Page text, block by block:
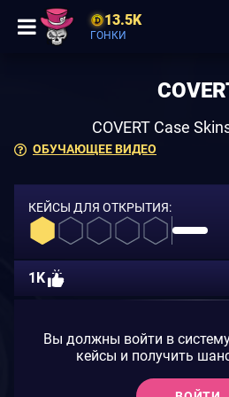
13.5K
ГОНКИ
ОБУЧАЮЩЕЕ ВИДЕО
COVERT Case
КЕЙСЫ ДЛЯ ОТКРЫТИЯ:
1K
Вы должны войти в
кейсы и получить